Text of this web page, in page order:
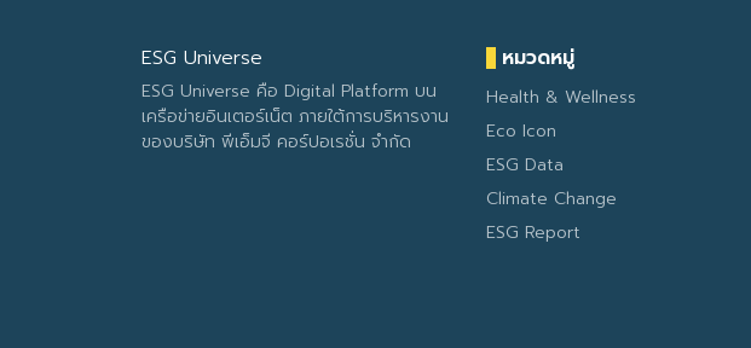
ESG Universe
ESG Universe คือ Digital Platform บน
เครือข่ายอินเตอร์เน็ต ภายใต้การบริหารงาน
ของบริษัท พีเอ็มจี คอร์ปอเรชั่น จำกัด
หมวดหมู่
Health & Wellness
Eco Icon
ESG Data
Climate Change
ESG Report